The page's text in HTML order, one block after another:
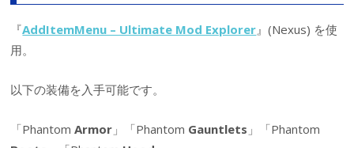
『AddItemMenu – Ultimate Mod Explorer 』(Nexus) を使
用。
以下の装備を入手可能です。
「PhantomArmor 」「Phantom Gauntlets 」「Phantom